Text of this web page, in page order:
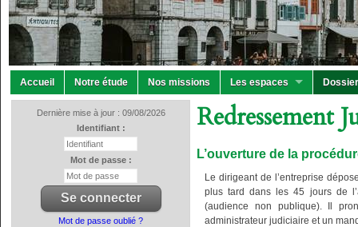
Accueil Notre étude Nos missions Les espaces
Dernière mise à jour : 09/08/2026
Identifiant :
Mot de passe :
Mot de passe oublié ?
Redressement
L’ouverture de la
Le dirigeant de l’entreprise
plus tard dans les 45 jours de
(audience non publique). Il
administrateur judiciaire et un